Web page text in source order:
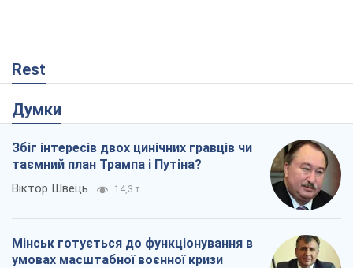
Rest
Думки
Збіг інтересів двох цинічних гравців чи
таємний план Трампа і Путіна?
Віктор Швець 14,3 т.
Мінськ готується до функціонування в
умовах масштабної воєнної кризи